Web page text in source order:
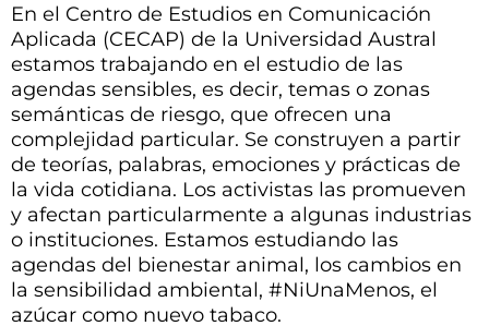
En el Centro de Estudios en Comunicación
Aplicada (CECAP) de la Universidad Austral
estamos trabajando en el estudio de las
agendas sensibles, es decir, temas o zonas
semánticas de riesgo, que ofrecen una
complejidad particular. Se construyen a partir
de teorías, palabras, emociones y prácticas de
la vida cotidiana. Los activistas las promueven
y afectan particularmente a algunas industrias
o instituciones. Estamos estudiando las
agendas del bienestar animal, los cambios en
la sensibilidad ambiental, #NiUnaMenos, el
azúcar como nuevo tabaco.